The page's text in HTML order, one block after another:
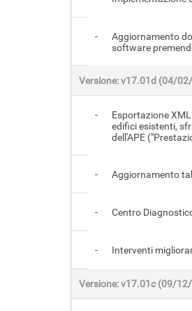
-
Aggiornamento
software
Versione: v17.01d (04/
-
Esportazione
edifici esistenti,
dell'APE
- Aggiornamento
- Centro
- Interventi
Versione: v17.01c (09/